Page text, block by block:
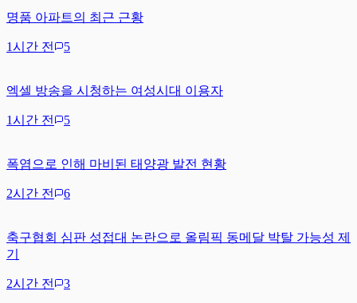
명품 아파트의 최근 근황
1시간 전 5
엑셀 방송을 시청하는 여성시대 이용자
1시간 전 5
폭염으로 인해 마비된 태양광 발전 현황
2시간 전 6
축구협회 심판 성접대 논란으로 올림픽 동메달 박탈 가능성 제
기
2시간 전 3